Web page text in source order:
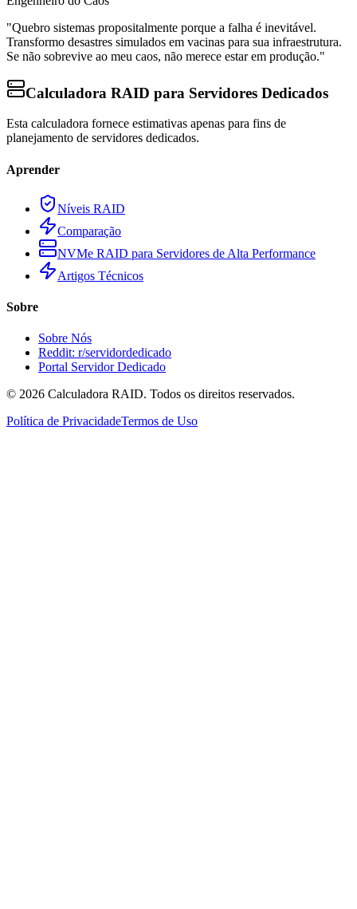
"Quebro sistemas propositalmente porque a falha é inevitável.
Transformo desastres simulados em vacinas para sua infraestrutura.
Se não sobrevive ao meu caos, não merece estar em produção."
Calculadora RAID para Servidores Dedicados
Esta calculadora fornece estimativas apenas para fins de
planejamento de servidores dedicados.
Aprender
Níveis RAID
Comparação
NVMe RAID para Servidores de Alta Performance
Artigos Técnicos
Sobre
Sobre Nós
Reddit: r/servidordedicado
Portal Servidor Dedicado
© 2026 Calculadora RAID. Todos os direitos reservados.
Política de PrivacidadeTermos de Uso